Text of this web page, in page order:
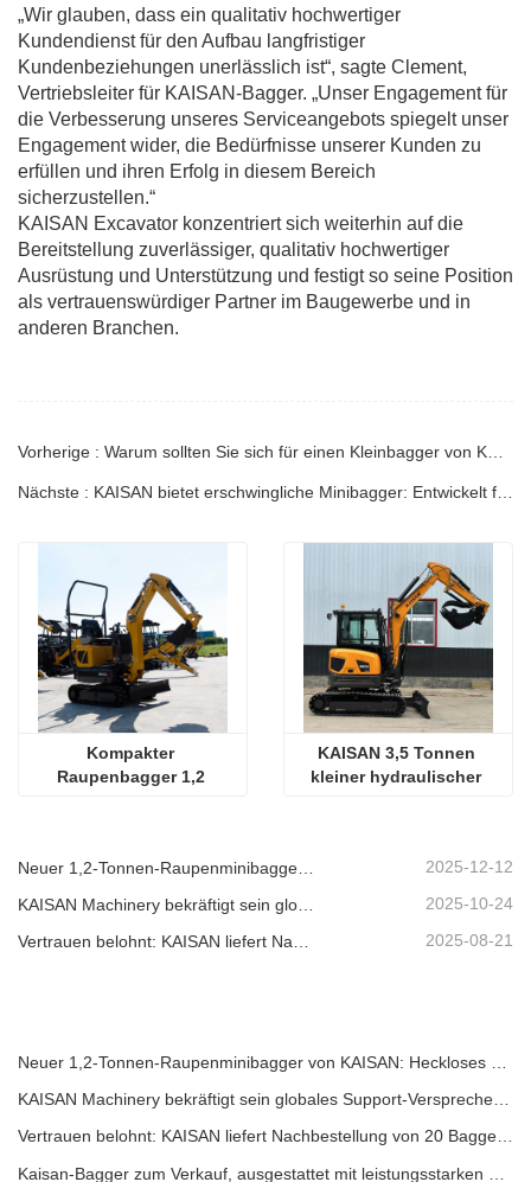
„Wir glauben, dass ein qualitativ hochwertiger
Kundendienst für den Aufbau langfristiger
Kundenbeziehungen unerlässlich ist“, sagte Clement,
Vertriebsleiter für KAISAN-Bagger. „Unser Engagement für
die Verbesserung unseres Serviceangebots spiegelt unser
Engagement wider, die Bedürfnisse unserer Kunden zu
erfüllen und ihren Erfolg in diesem Bereich
sicherzustellen.“
KAISAN Excavator konzentriert sich weiterhin auf die
Bereitstellung zuverlässiger, qualitativ hochwertiger
Ausrüstung und Unterstützung und festigt so seine Position
als vertrauenswürdiger Partner im Baugewerbe und in
anderen Branchen.
Kompakter
Raupenbagger 1,2
KAISAN 3,5 Tonnen
kleiner hydraulischer
2025-12-12
2025-10-24
Vertrauen belohnt: KAISAN liefert Nachbestellung von 20 Baggern an langjährigen portugiesischen Partner 2025-08-21
Vertrauen belohnt: KAISAN liefert Nachbestellung von 20 Baggern an langjährigen portugiesischen Partner